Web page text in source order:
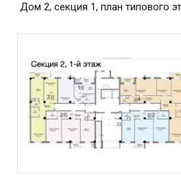
Дом 2, секция 1, план типового